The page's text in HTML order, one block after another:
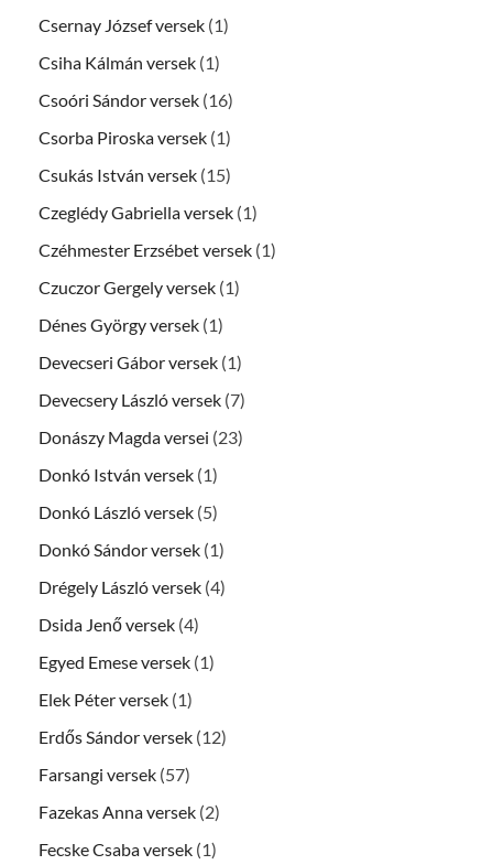
Csernay József versek (1)
Csiha Kálmán versek (1)
Csoóri Sándor versek (16)
Csorba Piroska versek (1)
Csukás István versek (15)
Czeglédy Gabriella versek (1)
Czéhmester Erzsébet versek (1)
Czuczor Gergely versek (1)
Dénes György versek (1)
Devecseri Gábor versek (1)
Devecsery László versek (7)
Donászy Magda versei (23)
Donkó István versek (1)
Donkó László versek (5)
Donkó Sándor versek (1)
Drégely László versek (4)
Dsida Jenő versek (4)
Egyed Emese versek (1)
Elek Péter versek (1)
Erdős Sándor versek (12)
Farsangi versek (57)
Fazekas Anna versek (2)
Fecske Csaba versek (1)